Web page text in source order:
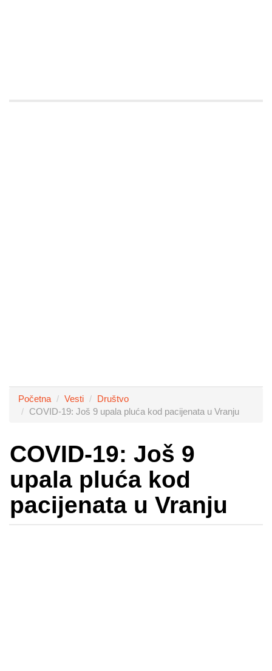
Početna Vesti
Društvo
COVID-19: Još 9 upala pluća kod pacijenata u Vranju
COVID-19: Još 9
upala pluća kod
pacijenata u Vranju